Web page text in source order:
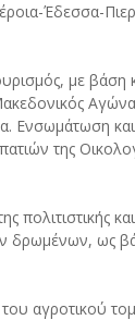
Έδεσσα-
με βάση
Ενσωμάτωση
της
πολιτιστικής
δρωμένων, ως
αγροτικού